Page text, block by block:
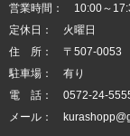
営業時間： 10:00～
定休日： 火曜日
住 所： 〒507-0053
駐車場： 有り
電 話： 0572-24-
メール：